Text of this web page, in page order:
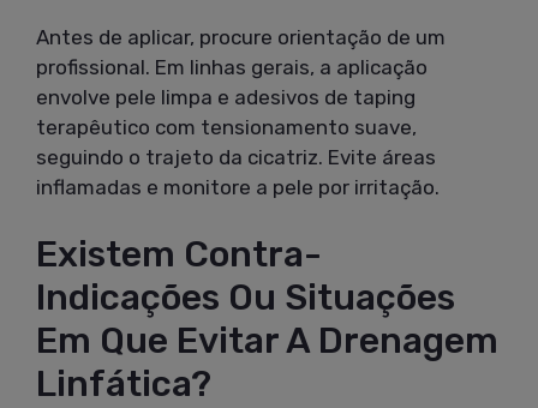
Antes de aplicar, procure orientação de um
profissional. Em linhas gerais, a aplicação
envolve pele limpa e adesivos de taping
terapêutico com tensionamento suave,
seguindo o trajeto da cicatriz. Evite áreas
inflamadas e monitore a pele por irritação.
Existem Contra-
Indicações Ou Situações
Em Que Evitar A Drenagem
Linfática?